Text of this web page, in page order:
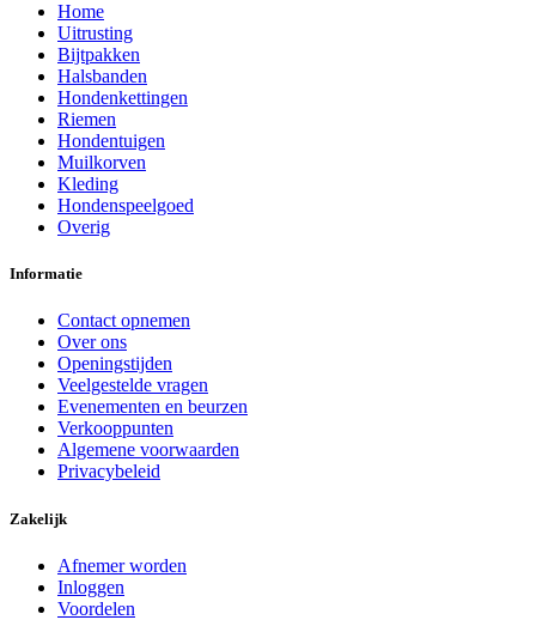
Home
Uitrusting
Bijtpakken
Halsbanden
Hondenkettingen
Riemen
Hondentuigen
Muilkorven
Kleding
Hondenspeelgoed
Overig
Informatie
Contact opnemen
Over ons
Openingstijden
Veelgestelde vragen
Evenementen en beurzen
Verkooppunten
Algemene voorwaarden
Privacybeleid
Zakelijk
Afnemer worden
Inloggen
Voordelen